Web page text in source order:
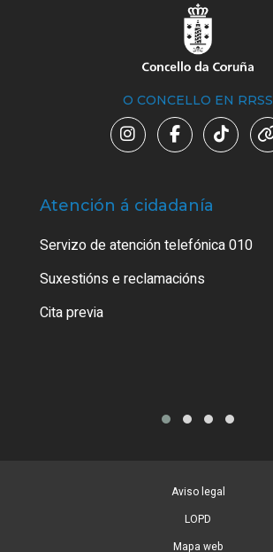
O CONCELLO EN RRSS
Atención á cidadanía
Servizo de atención telefónica 010
Suxestións e reclamacións
Cita previa
Aviso legal
LOPD
Mapa web